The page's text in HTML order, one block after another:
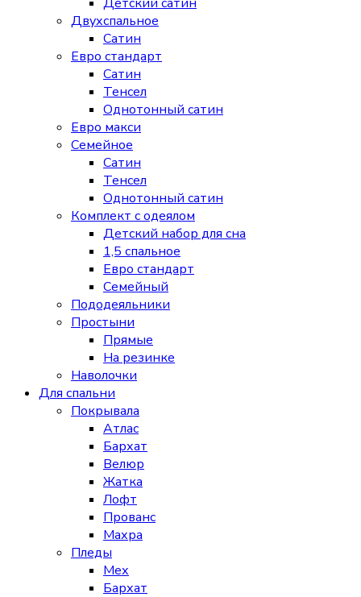
Двухспальное
Сатин
Евро стандарт
Сатин
Тенсел
Однотонный сатин
Евро макси
Семейное
Сатин
Тенсел
Однотонный сатин
Комплект с одеялом
Детский набор для сна
1,5 спальное
Евро стандарт
Семейный
Пододеяльники
Простыни
Прямые
На резинке
Наволочки
Для спальни
Покрывала
Атлас
Бархат
Велюр
Жатка
Лофт
Прованс
Махра
Пледы
Мех
Бархат